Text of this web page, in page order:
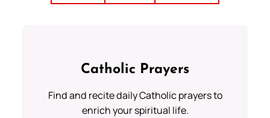
Catholic Prayers
Find and recite daily Catholic prayers to
enrich your spiritual life.